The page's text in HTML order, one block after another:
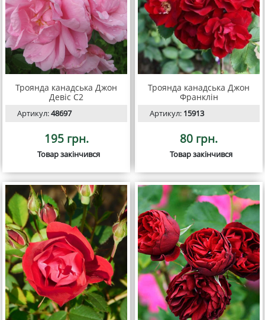
Троянда канадська Джон
Девіс С2
Артикул:48697
195 грн.
Товар закінчився
Троянда канадська Джон
Франклін
Артикул: 15913
80 грн.
Товар закінчився